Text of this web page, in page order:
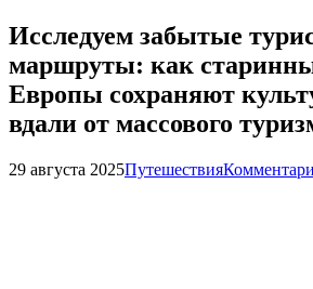
Исследуем забытые
маршруты: как
Европы сохраняют
вдали от массового
29 августа 2025Путешествия